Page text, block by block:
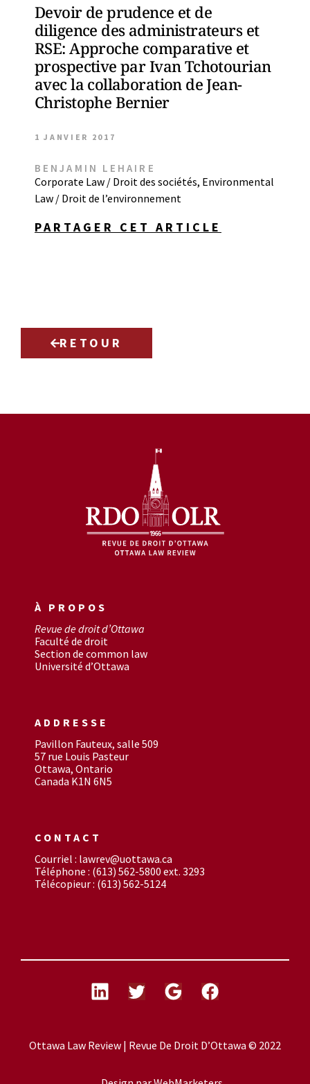
Devoir de prudence et de
diligence des administrateurs et
RSE: Approche comparative et
prospective par Ivan Tchotourian
avec la collaboration de Jean-
Christophe Bernier
1 JANVIER 2017
BENJAMIN LEHAIRE
Corporate Law / Droit des sociétés, Environmental
Law / Droit de l’environnement
PARTAGER CET ARTICLE
RETOUR
À PROPOS
Revue de droit d’Ottawa
Faculté de droit
Section de common law
Université d’Ottawa
ADDRESSE
Pavillon Fauteux, salle 509
57 rue Louis Pasteur
Ottawa, Ontario
Canada K1N 6N5
CONTACT
Courriel : lawrev@uottawa.ca
Téléphone : (613) 562-5800 ext. 3293
Télécopieur : (613) 562-5124
Ottawa Law Review | Revue De Droit D’Ottawa © 2022